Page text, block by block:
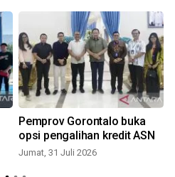
Pemprov Gorontalo buka
opsi pengalihan kredit ASN
Jumat, 31 Juli 2026